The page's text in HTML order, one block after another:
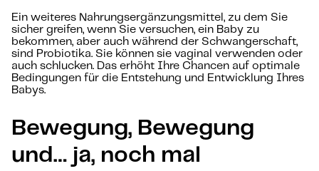
Ein weiteres Nahrungsergänzungsmittel, zu dem Sie
sicher greifen, wenn Sie versuchen, ein Baby zu
bekommen, aber auch während der Schwangerschaft,
sind Probiotika. Sie können sie vaginal verwenden oder
auch schlucken. Das erhöht Ihre Chancen auf optimale
Bedingungen für die Entstehung und Entwicklung Ihres
Babys.
Bewegung, Bewegung
und… ja, noch mal